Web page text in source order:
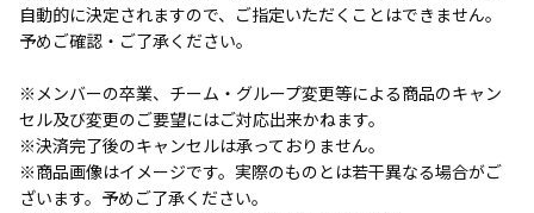
自動的に決定されますので、ご指定いただくことはできません。
予めご確認・ご了承ください。
※メンバーの卒業、チーム・グループ変更等による商品のキャン
セル及び変更のご要望にはご対応出来かねます。
※決済完了後のキャンセルは承っておりません。
※商品画像はイメージです。実際のものとは若干異なる場合がご
ざいます。予めご了承ください。